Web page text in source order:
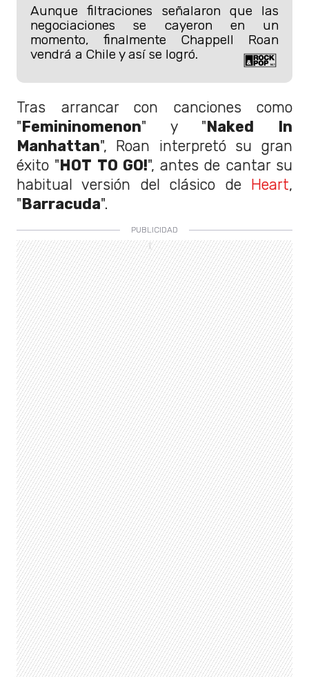
Aunque filtraciones señalaron que las
negociaciones se cayeron en un
momento, finalmente Chappell Roan
vendrá a Chile y así se logró.
Tras arrancar con canciones como
"Femininomenon" y "Naked In
Manhattan", Roan interpretó su gran
éxito "HOT TO GO!", antes de cantar su
habitual versión del clásico de Heart,
"Barracuda".